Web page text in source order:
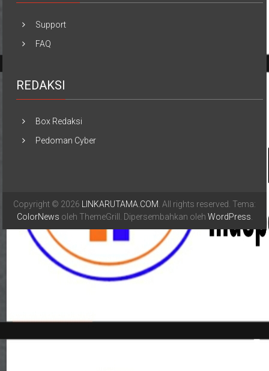
Support
FAQ
REDAKSI
Box Redaksi
Pedoman Cyber
Copyright © 2026 LINKARUTAMA.COM. All rights reserved. Tema:
ColorNews oleh ThemeGrill. Dipersembahkan oleh WordPress.